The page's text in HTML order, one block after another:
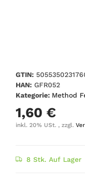
GTIN:
HAN: GFR052
Kategorie: Method
1,60 €
inkl. 20% USt. , zzgl.
8 Stk. Auf Lager